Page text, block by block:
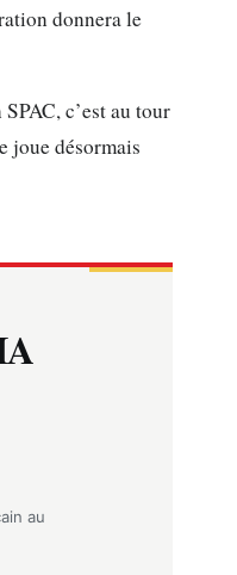
donnera le
c’est au tour
joue désormais
au